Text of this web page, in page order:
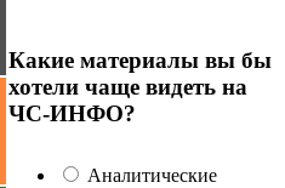
Какие материалы вы бы
хотели чаще видеть на
ЧС-ИНФО?
Аналитические